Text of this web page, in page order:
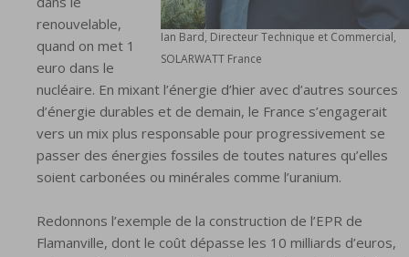
Ian Bard, Directeur Technique et Commercial,
SOLARWATT France
renouvelable,
quand on met 1
euro dans le
nucléaire. En mixant l’énergie d’hier avec d’autres sources
d’énergie durables et de demain, le France s’engagerait
vers un mix plus responsable pour progressivement se
passer des énergies fossiles de toutes natures qu’elles
soient carbonées ou minérales comme l’uranium.
Redonnons l’exemple de la construction de l’EPR de
Flamanville, dont le coût dépasse les 10 milliards d’euros,